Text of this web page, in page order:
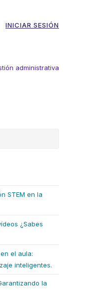
INICIAR SESIÓN
administrativa
STEM en la
¿Sabes
el aula:
inteligentes.
la